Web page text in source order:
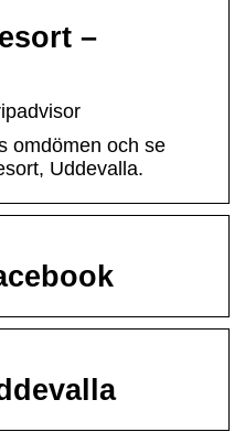
–
omdömen och se
Uddevalla.